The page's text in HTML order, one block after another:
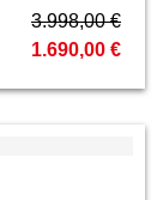
3.998,00 €
1.690,00 €